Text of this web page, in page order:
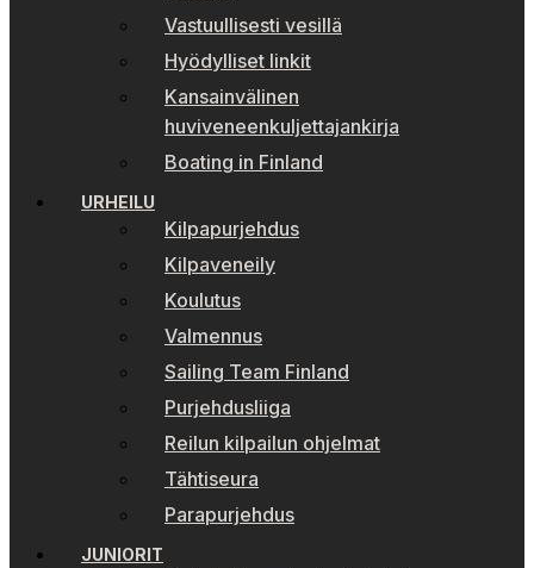
Vastuullisesti vesillä
Hyödylliset linkit
Kansainvälinen
huviveneenkuljettajankirja
Boating in Finland
URHEILU
Kilpapurjehdus
Kilpaveneily
Koulutus
Valmennus
Sailing Team Finland
Purjehdusliiga
Reilun kilpailun ohjelmat
Tähtiseura
Parapurjehdus
JUNIORIT